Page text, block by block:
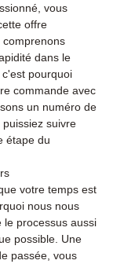
vous
offre
comprenons
dans le
pourquoi
commande avec
un numéro de
suivre
étape du
votre temps est
nous nous
le processus aussi
possible. Une
passée, vous